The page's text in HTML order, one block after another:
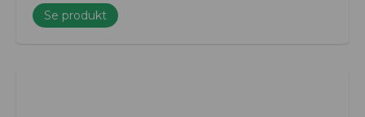
Se produkt